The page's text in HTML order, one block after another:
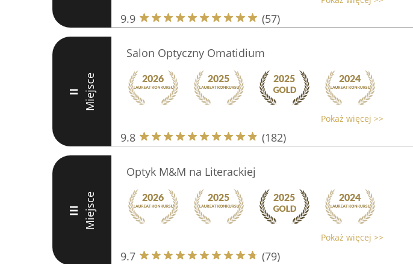
9.9 (57)
II Miejsce
Salon Optyczny Omatidium
Pokaż więcej >>
9.8 (182)
III Miejsce
Optyk M&M na Literackiej
Pokaż więcej >>
9.7 (79)